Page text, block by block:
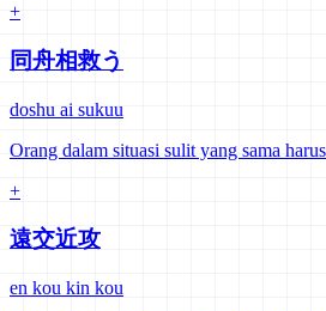
+
同舟相救う
doshu ai sukuu
Orang dalam situasi sulit yang sama
+
遠交近攻
en kou kin kou